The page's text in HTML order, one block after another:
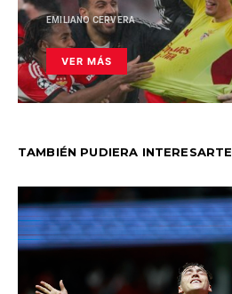
EMILIANO CERVERA
VER MÁS
TAMBIÉN PUDIERA INTERESARTE